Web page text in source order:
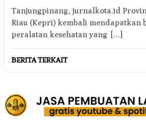
Tanjungpinang, jurnalkota.id
Riau (Kepri) kembali mendapatkan
peralatan kesehatan yang […]
BERITA TERKAIT